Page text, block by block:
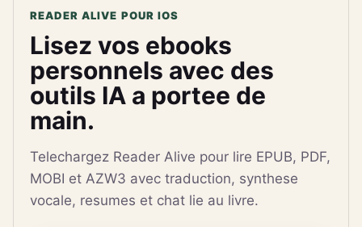
READER ALIVE POUR IOS
Lisez vos ebooks
personnels avec des
outils IA a portee de
main.
Telechargez Reader Alive pour lire EPUB, PDF,
MOBI et AZW3 avec traduction, synthese
vocale, resumes et chat lie au livre.